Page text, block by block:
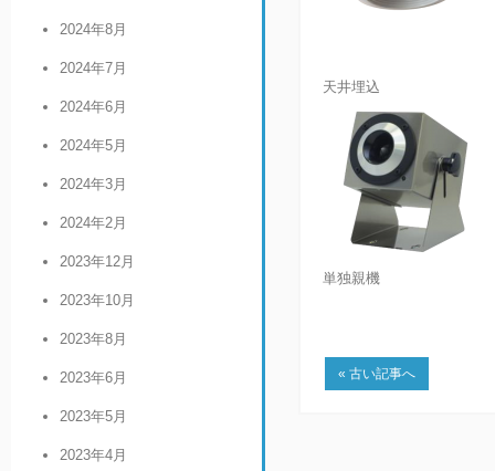
天井埋込
単独親機
« 古い記事へ
2024年8月
2024年7月
2024年6月
2024年5月
2024年3月
2024年2月
2023年12月
2023年10月
2023年8月
2023年6月
2023年5月
2023年4月